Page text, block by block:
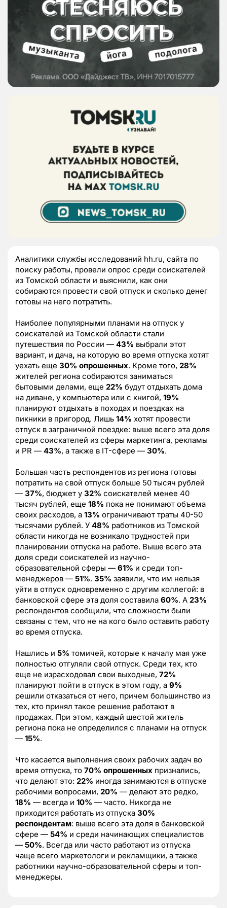
Аналитики службы исследований hh.ru, сайта по
поиску работы, провели опрос среди соискателей
из Томской области и выяснили, как они
собираются провести свой отпуск и сколько денег
готовы на него потратить.
Наиболее популярными планами на отпуск у
соискателей из Томской области стали
путешествия по России — 43% выбрали этот
вариант, и дача, на которую во время отпуска хотят
уехать еще 30% опрошенных. Кроме того, 28%
жителей региона собираются заниматься
бытовыми делами, еще 22% будут отдыхать дома
на диване, у компьютера или с книгой, 19%
планируют отдыхать в походах и поездках на
пикники в пригород. Лишь 14% хотят провести
отпуск в заграничной поездке: выше всего эта доля
среди соискателей из сферы маркетинга, рекламы
и PR — 43%, а также в IT-сфере — 30%.
Большая часть респондентов из региона готовы
потратить на свой отпуск больше 50 тысяч рублей
— 37%, бюджет у 32% соискателей менее 40
тысяч рублей, еще 18% пока не понимают объема
своих расходов, а 13% ограничивают траты 40-50
тысячами рублей. У 48% работников из Томской
области никогда не возникало трудностей при
планировании отпуска на работе. Выше всего эта
доля среди соискателей из научно-
образовательной сферы — 61% и среди топ-
менеджеров — 51%. 35% заявили, что им нельзя
уйти в отпуск одновременно с другим коллегой: в
банковской сфере эта доля составила 60%. А 23%
респондентов сообщили, что сложности были
связаны с тем, что не на кого было оставить работу
во время отпуска.
Нашлись и 5% томичей, которые к началу мая уже
полностью отгуляли свой отпуск. Среди тех, кто
еще не израсходовал свои выходные, 72%
планируют пойти в отпуск в этом году, а 9%
решили отказаться от него, причем большинство из
тех, кто принял такое решение работают в
продажах. При этом, каждый шестой житель
региона пока не определился с планами на отпуск
— 15%.
Что касается выполнения своих рабочих задач во
время отпуска, то 70% опрошенных признались,
что делают это: 22% иногда занимаются в отпуске
рабочими вопросами, 20% — делают это редко,
18% — всегда и 10% — часто. Никогда не
приходится работать из отпуска 30%
респондентам: выше всего эта доля в банковской
сфере — 54% и среди начинающих специалистов
— 50%. Всегда или часто работают из отпуска
чаще всего маркетологи и рекламщики, а также
работники научно-образовательной сферы и топ-
менеджеры.